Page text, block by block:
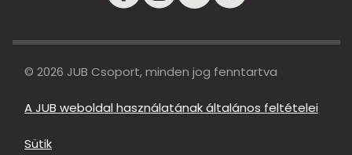
© 2026 JUB Csoport, minden jog fenntartva
A JUB weboldal használatának általános feltételei
Sütik